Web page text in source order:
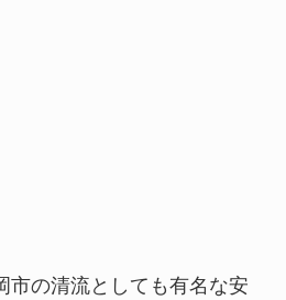
市の清流としても有名な安